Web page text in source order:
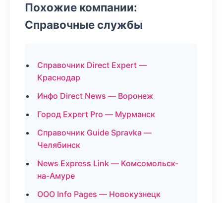
Похожие компании:
Справочные службы
Справочник Direct Expert —
Краснодар
Инфо Direct News — Воронеж
Город Expert Pro — Мурманск
Справочник Guide Spravka —
Челябинск
News Express Link — Комсомольск-
на-Амуре
ООО Info Pages — Новокузнецк